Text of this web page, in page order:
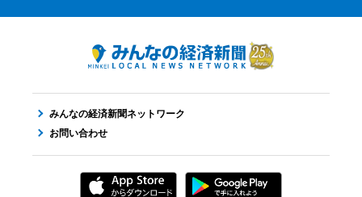
みんなの経済新聞ネットワーク
お問い合わせ